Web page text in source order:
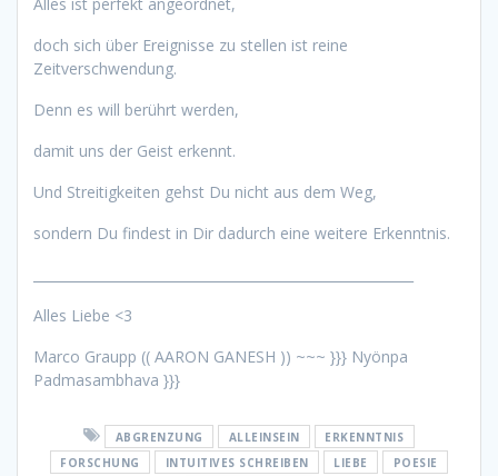
Alles ist perfekt angeordnet,
doch sich über Ereignisse zu stellen ist reine
Zeitverschwendung.
Denn es will berührt werden,
damit uns der Geist erkennt.
Und Streitigkeiten gehst Du nicht aus dem Weg,
sondern Du findest in Dir dadurch eine weitere Erkenntnis.
Alles Liebe <3
Marco Graupp (( AARON GANESH )) ~~~ }}} Nyönpa
Padmasambhava }}}
ABGRENZUNG ALLEINSEIN
ERKENNTNIS
FORSCHUNG
INTUITIVES SCHREIBEN LIEBE
POESIE